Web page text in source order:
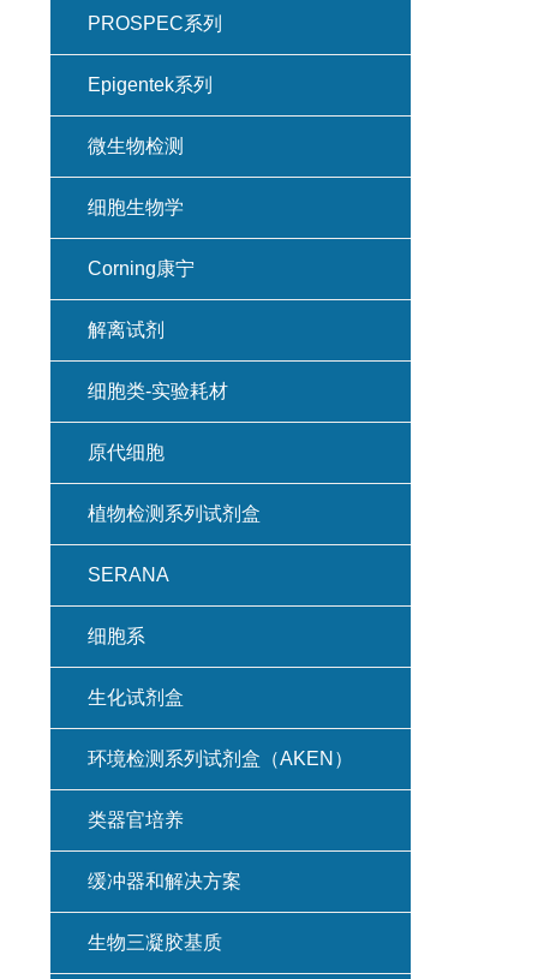
PROSPEC系列
Epigentek系列
微生物检测
细胞生物学
Corning康宁
解离试剂
细胞类-实验耗材
原代细胞
植物检测系列试剂盒
SERANA
细胞系
生化试剂盒
环境检测系列试剂盒（AKEN）
类器官培养
缓冲器和解决方案
生物三凝胶基质